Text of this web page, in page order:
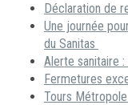
Déclaration de
Une journée
du Sanitas
Alerte sanitaire
Fermetures
Tours